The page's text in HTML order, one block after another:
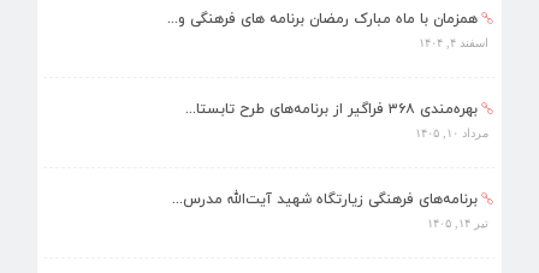
همزمان با ماه مبارک رمضان برنامه های فرهنگی و...
اسفند ۴, ۱۴۰۴
بهره‌مندی ۳۶۸ فراگیر از برنامه‌های طرح تابستا...
مرداد ۱۰, ۱۴۰۵
برنامه‌های فرهنگی زیارتگاه شهید آیت‌الله مدرس...
تیر ۱۴, ۱۴۰۵